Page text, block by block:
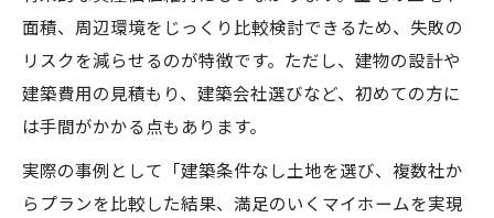
面積、周辺環境をじっくり比較検討できるため、失敗の
リスクを減らせるのが特徴です。ただし、建物の設計や
建築費用の見積もり、建築会社選びなど、初めての方に
は手間がかかる点もあります。
実際の事例として「建築条件なし土地を選び、複数社か
らプランを比較した結果、満足のいくマイホームを実現